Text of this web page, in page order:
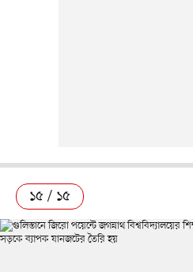
১৫ / ১৫